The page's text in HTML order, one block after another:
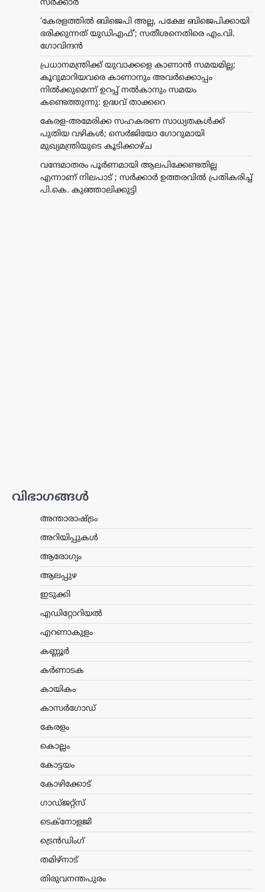
സർക്കാർ
‘കേരളത്തിൽ ബിജെപി അല്ല, പക്ഷേ ബിജെപിക്കായി
ഭരിക്കുന്നത് യുഡിഎഫ്’; സതീശനെതിരെ എം.വി.
ഗോവിന്ദൻ
പ്രധാനമന്ത്രിക്ക് യുവാക്കളെ കാണാൻ സമയമില്ല;
കൂറുമാറിയവരെ കാണാനും അവർക്കൊപ്പം
നിൽക്കുമെന്ന് ഉറപ്പ് നൽകാനും സമയം
കണ്ടെത്തുന്നു: ഉദ്ധവ് താക്കറെ
കേരള-അമേരിക്ക സഹകരണ സാധ്യതകൾക്ക്
പുതിയ വഴികൾ; സെർജിയോ ഗോറുമായി
മുഖ്യമന്ത്രിയുടെ കൂടിക്കാഴ്ച
വന്ദേമാതരം പൂർണമായി ആലപിക്കേണ്ടതില്ല
എന്നാണ് നിലപാട് ; സർക്കാർ ഉത്തരവിൽ പ്രതികരിച്ച്
പി.കെ. കുഞ്ഞാലിക്കുട്ടി
വിഭാഗങ്ങൾ
അന്താരാഷ്ട്രം
അറിയിപ്പുകൾ
ആരോഗ്യം
ആലപ്പുഴ
ഇടുക്കി
എഡിറ്റോറിയൽ
എറണാകുളം
കണ്ണൂർ
കർണാടക
കായികം
കാസർഗോഡ്
കേരളം
കൊല്ലം
കോട്ടയം
കോഴിക്കോട്
ഗാഡ്ജറ്റ്സ്
ടെക്നോളജി
ട്രെൻഡിംഗ്
തമിഴ്നാട്
തിരുവനന്തപുരം
ലേറ്റസ്റ്റ് ന്യൂസ്
വന്ദേമാതരം പൂർണമായി
ആലപിക്കേണ്ടതില്ല
എന്നാണ് നിലപാട് ;
സർക്കാർ ഉത്തരവിൽ
പ്രതികരിച്ച് പി.കെ.
ഖമേനിയുടെ ആരോഗ്യനിലയെ ചുറ്റിപ്പറ്റി
അദ്ദേഹത്തിന്റെ ആരോഗ്യസ്ഥിതി
അതീവ ഗുരുതരമാണെന്നും
ആശുപത്രിയിൽ ചികിത്സയിലാണെന്നും
അത്‌ലറ്റിക്സ്: ഹൈജമ്പ്
ഫൈനലിൽ പ്രവേശിച്ച്
പൂജ
അത്‌ലറ്റിക്സ് അണ്ടർ-20 ചാമ്പ്യൻഷിപ്പിൽ
ഹൈജമ്പിൽ ദേശീയ റെക്കോർഡ്
ഉടമയായ പൂജ ഫൈനലിലേക്ക് യോഗ്യത
കേരള-അമേരിക്ക
സഹകരണ
സാധ്യതകൾക്ക് പുതിയ
വഴികൾ; സെർജിയോ
ഗോറുമായി
മുഖ്യമന്ത്രിയുടെ
ന്യൂസ് ഡെസ്ക്